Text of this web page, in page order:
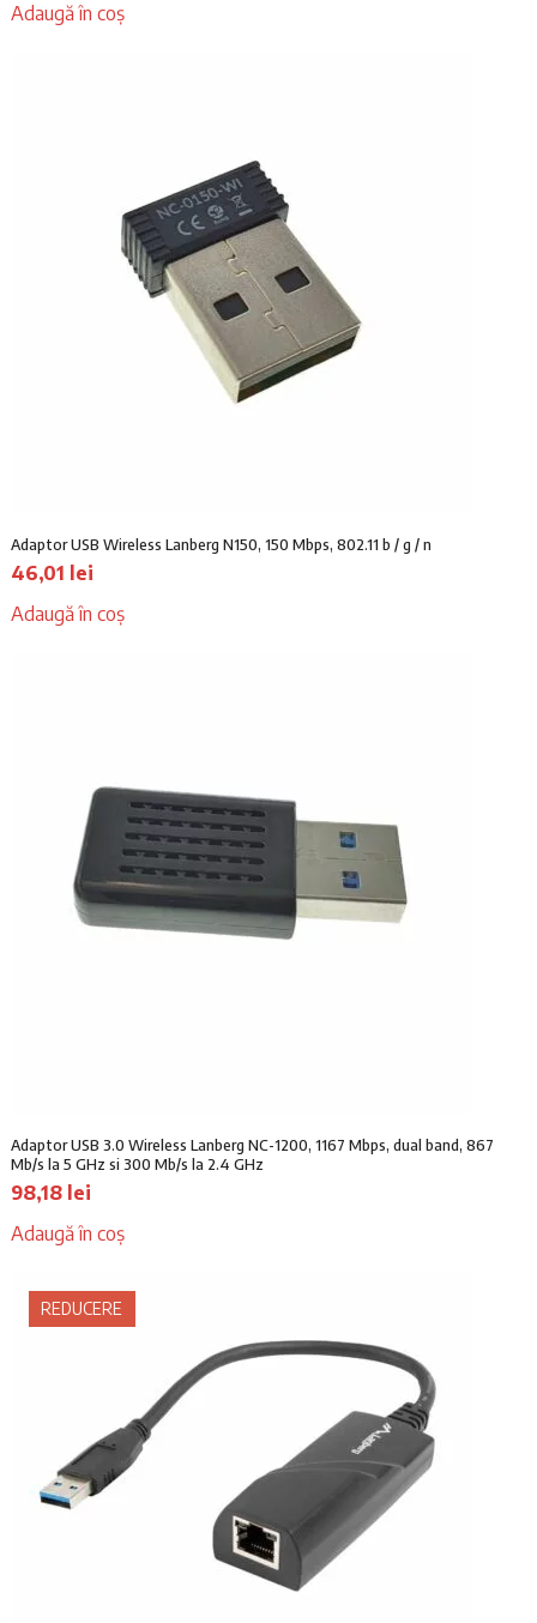
Adaugă în coș
Adaptor USB Wireless Lanberg N150, 150 Mbps, 802.11 b / g / n
46,01 lei
Adaugă în coș
Adaptor USB 3.0 Wireless Lanberg NC-1200, 1167 Mbps, dual band, 867
Mb/s la 5 GHz si 300 Mb/s la 2.4 GHz
98,18 lei
Adaugă în coș
REDUCERE